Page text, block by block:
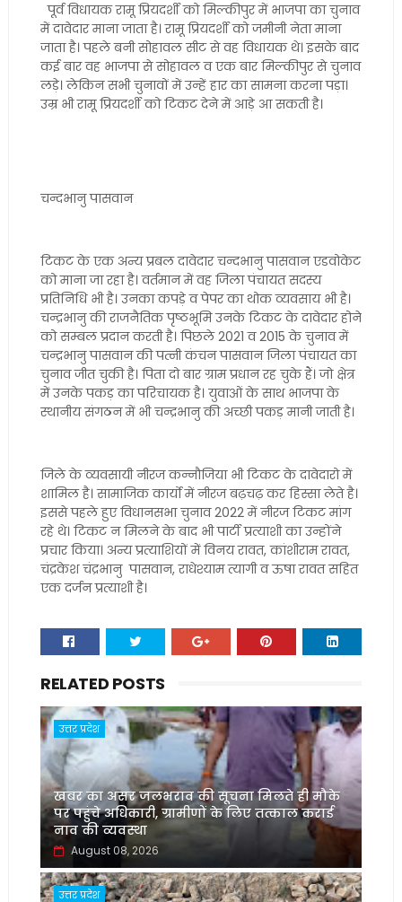
पूर्व विधायक रामू प्रियदर्शी को मिल्कीपुर में भाजपा का चुनाव
में दावेदार माना जाता है। रामू प्रियदर्शी को जमीनी नेता माना
जाता है। पहले बनी सोहावल सीट से वह विधायक थे। इसके बाद
कई बार वह भाजपा से सोहावल व एक बार मिल्कीपुर से चुनाव
लड़े। लेकिन सभी चुनावों में उन्हें हार का सामना करना पड़ा।
उम्र भी रामू प्रियदर्शी को टिकट देने में आड़े आ सकती है।
चन्दभानु पासवान
टिकट के एक अन्य प्रबल दावेदार चन्दभानु पासवान एडवोकेट
को माना जा रहा है। वर्तमान में वह जिला पंचायत सदस्य
प्रतिनिधि भी है। उनका कपड़े व पेपर का थोक व्यवसाय भी है।
चन्द्रभानु की राजनैतिक पृष्ठभूमि उनके टिकट के दावेदार होने
को सम्बल प्रदान करती है। पिछले 2021 व 2015 के चुनाव में
चन्द्रभानु पासवान की पत्नी कंचन पासवान जिला पंचायत का
चुनाव जीत चुकी है। पिता दो बार ग्राम प्रधान रह चुके हैं। जो क्षेत्र
में उनके पकड़ का परिचायक है। युवाओं के साथ भाजपा के
स्थानीय संगठन में भी चन्द्रभानु की अच्छी पकड़ मानी जाती है।
जिले के व्यवसायी नीरज कन्नौजिया भी टिकट के दावेदारो में
शामिल है। सामाजिक कार्यो में नीरज बढ़चढ़ कर हिस्सा लेते है।
इससे पहले हुए विधानसभा चुनाव 2022 में नीरज टिकट मांग
रहे थे। टिकट न मिलने के बाद भी पार्टी प्रत्याशी का उन्होंने
प्रचार किया। अन्य प्रत्याशियों में विनय रावत, कांशीराम रावत,
चंद्रकेश चंद्रभानु पासवान, राधेश्याम त्यागी व ऊषा रावत सहित
एक दर्जन प्रत्याशी है।
RELATED POSTS
उत्तर प्रदेश
खबर का असर जलभराव की सूचना मिलते ही मौके
पर पहुंचे अधिकारी, ग्रामीणों के लिए तत्काल कराई
नाव की व्यवस्था
August 08, 2026
उत्तर प्रदेश